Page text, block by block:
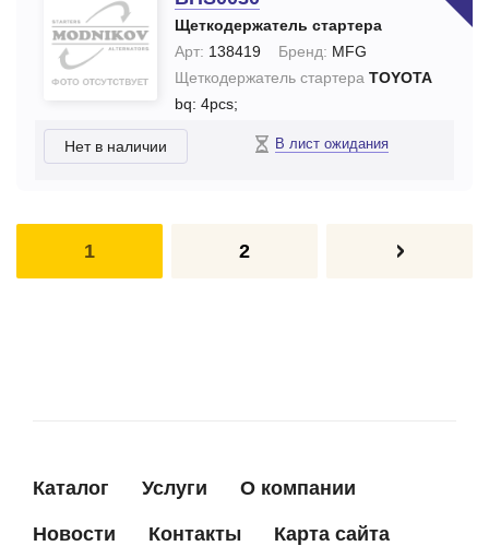
Щеткодержатель стартера
Арт: 138419 Бренд: MFG
Щеткодержатель стартера TOYOTA
bq: 4pcs;
Нет в наличии В лист ожидания
1 2
Каталог Услуги О компании
Новости Контакты Карта сайта